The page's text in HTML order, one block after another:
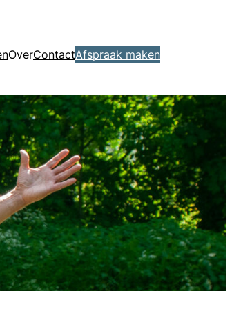
OverContactAfspraak maken